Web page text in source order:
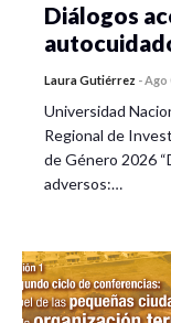
Diálogos
Laura Gutiérrez -Ago
Universidad
Regional de
de Género 2026
adversos:…